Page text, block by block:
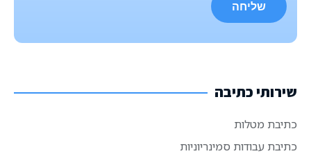
שירותי כתיבה
כתיבת מטלות
כתיבת עבודות סמינריוניות